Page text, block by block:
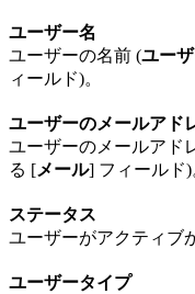
ユーザー名
ユーザーの名前 (ユー
ィールド)。
ユーザーのメールアド
ユーザーのメールアド
る [メール] フィールド)
ステータス
ユーザーがアクティブ
ユーザータイプ